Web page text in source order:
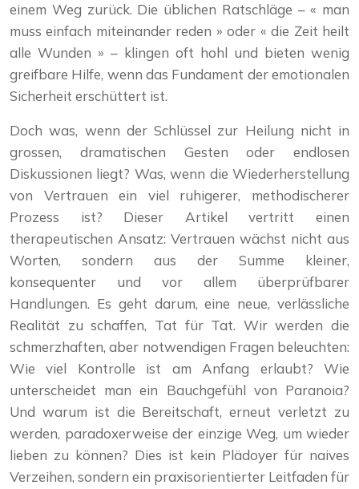
einem Weg zurück. Die üblichen Ratschläge – « man
muss einfach miteinander reden » oder « die Zeit heilt
alle Wunden » – klingen oft hohl und bieten wenig
greifbare Hilfe, wenn das Fundament der emotionalen
Sicherheit erschüttert ist.
Doch was, wenn der Schlüssel zur Heilung nicht in
grossen, dramatischen Gesten oder endlosen
Diskussionen liegt? Was, wenn die Wiederherstellung
von Vertrauen ein viel ruhigerer, methodischerer
Prozess ist? Dieser Artikel vertritt einen
therapeutischen Ansatz: Vertrauen wächst nicht aus
Worten, sondern aus der Summe kleiner,
konsequenter und vor allem überprüfbarer
Handlungen. Es geht darum, eine neue, verlässliche
Realität zu schaffen, Tat für Tat. Wir werden die
schmerzhaften, aber notwendigen Fragen beleuchten:
Wie viel Kontrolle ist am Anfang erlaubt? Wie
unterscheidet man ein Bauchgefühl von Paranoia?
Und warum ist die Bereitschaft, erneut verletzt zu
werden, paradoxerweise der einzige Weg, um wieder
lieben zu können? Dies ist kein Plädoyer für naives
Verzeihen, sondern ein praxisorientierter Leitfaden für